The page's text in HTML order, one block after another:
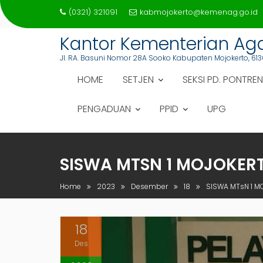
Skip
to
(0321) 321091 kabmojokerto@kemenag.go.id
Kantor Kementerian
Jl. RA. Basuni Nomor 28A Sooko Kabupaten Mojokerto,
HOME SETJEN SEKSI PD. PONTREN
PENGADUAN PPID UPG
SISWA MTSN 1
Home 2023 Desember 18 SISWA MTsN 1
18
Des